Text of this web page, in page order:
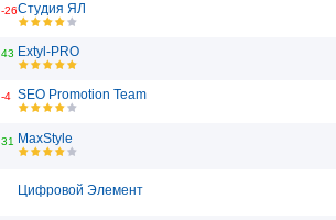
-26Студия ЯЛ
43 Extyl-PRO
-4 SEO Promotion Team
31 MaxStyle
Цифровой Элемент